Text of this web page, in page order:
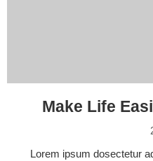
Make Life
Lorem ipsum dosectetur